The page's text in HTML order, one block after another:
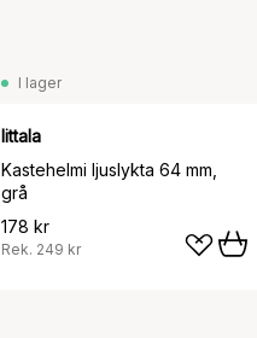
I lager
Iittala
Kastehelmi ljuslykta 64 mm,
grå
178 kr
Rek. 249 kr